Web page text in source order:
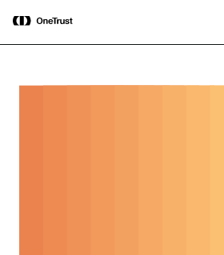
OneTrust nombrada Visionaria en el
Magic Quadrant™ de Gartner® 2026
para plataformas de gobernanza de IA.